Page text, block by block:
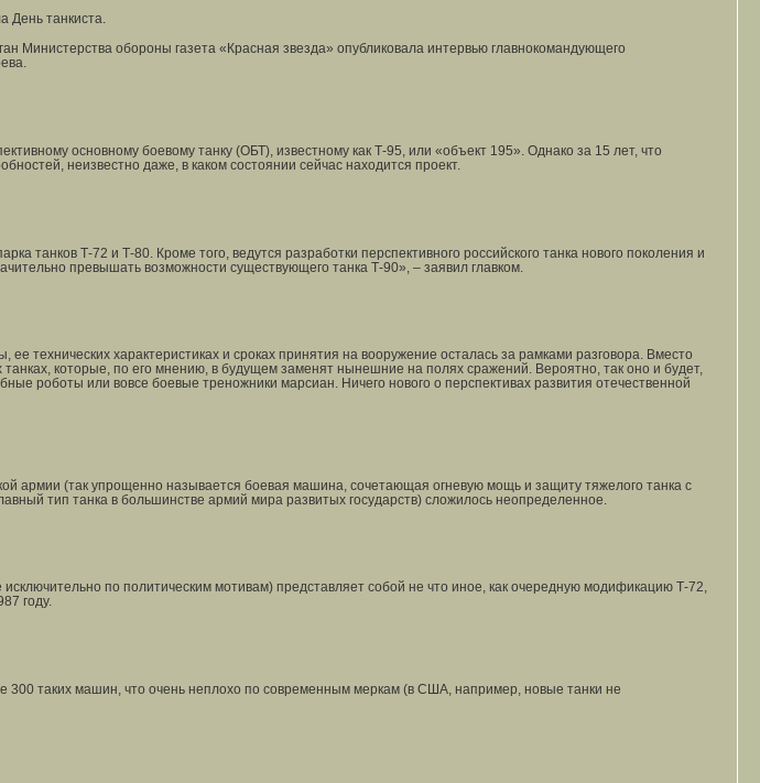
День танкиста.
Министерства обороны газета «Красная звезда» опубликовала интервью главнокомандующего
основному боевому танку (ОБТ), известному как Т-95, или «объект 195». Однако за 15 лет, что
неизвестно даже, в каком состоянии сейчас находится проект.
танков Т-72 и Т-80. Кроме того, ведутся разработки перспективного российского танка нового поколения и
превышать возможности существующего танка Т-90», – заявил главком.
технических характеристиках и сроках принятия на вооружение осталась за рамками разговора. Вместо
которые, по его мнению, в будущем заменят нынешние на полях сражений. Вероятно, так оно и будет,
роботы или вовсе боевые треножники марсиан. Ничего нового о перспективах развития отечественной
армии (так упрощенно называется боевая машина, сочетающая огневую мощь и защиту тяжелого танка с
тип танка в большинстве армий мира развитых государств) сложилось неопределенное.
по политическим мотивам) представляет собой не что иное, как очередную модификацию Т-72,
году.
300 таких машин, что очень неплохо по современным меркам (в США, например, новые танки не